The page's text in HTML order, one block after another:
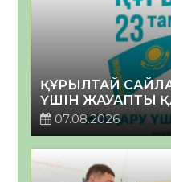
ҚҰРЫЛТАЙ
ҮШІН ЖАУАПТЫ
07.08.2026